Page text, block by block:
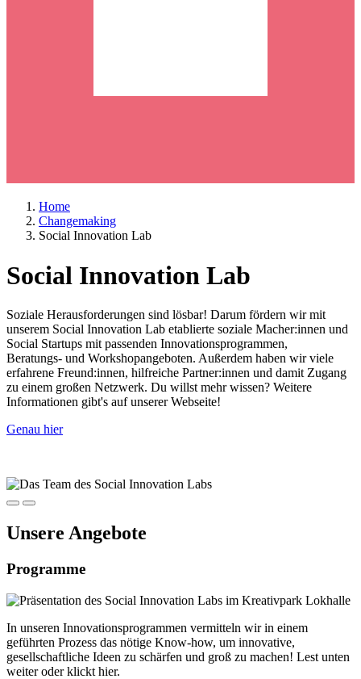
Home
Changemaking
Social Innovation Lab
Social Innovation Lab
Soziale Herausforderungen sind lösbar! Darum fördern wir mit
unserem Social Innovation Lab etablierte soziale Macher:innen und
Social Startups mit passenden Innovationsprogrammen,
Beratungs- und Workshopangeboten. Außerdem haben wir viele
erfahrene Freund:innen, hilfreiche Partner:innen und damit Zugang
zu einem großen Netzwerk. Du willst mehr wissen? Weitere
Informationen gibt's auf unserer Webseite!
Genau hier
Unsere Angebote
Programme
In unseren Innovationsprogrammen vermitteln wir in einem
geführten Prozess das nötige Know-how, um innovative,
gesellschaftliche Ideen zu schärfen und groß zu machen! Lest unten
weiter oder klickt hier.